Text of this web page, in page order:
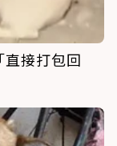
接打包回